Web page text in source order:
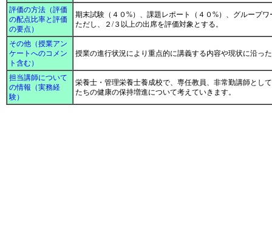
評価の方法（評価
の配点比率と評価
の要点）
期末試験（４０%）、課題レポート（４０%）、グループ
ただし、２/３以上の出席を評価対象とする。
その他（授業アン
ケートへのコメン
ト含む）
授業の進行状況により重点的に講義する内容や現状に沿っ
担当講師について
の情報（実務経
験）
栄養士・管理栄養士養成校で、専任教員、非常勤講師とし
たちの健康の保持増進について考えていきます。